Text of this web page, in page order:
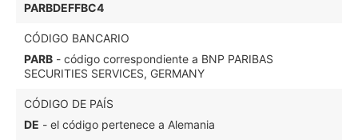
PARBDEFFBC4
CÓDIGO BANCARIO
PARB - código correspondiente a BNP PARIBAS
SECURITIES SERVICES, GERMANY
CÓDIGO DE PAÍS
DE - el código pertenece a Alemania